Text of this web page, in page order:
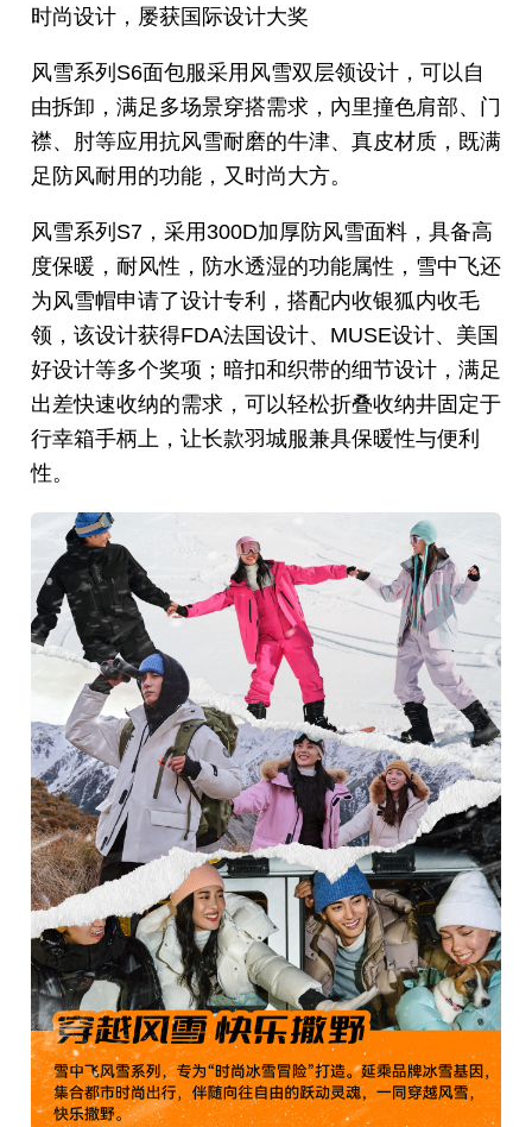
时尚设计，屡获国际设计大奖
风雪系列S6面包服采用风雪双层领设计，可以自
由拆卸，满足多场景穿搭需求，內里撞色肩部、门
襟、肘等应用抗风雪耐磨的牛津、真皮材质，既满
足防风耐用的功能，又时尚大方。
风雪系列S7，采用300D加厚防风雪面料，具备高
度保暖，耐风性，防水透湿的功能属性，雪中飞还
为风雪帽申请了设计专利，搭配内收银狐内收毛
领，该设计获得FDA法国设计、MUSE设计、美国
好设计等多个奖项；暗扣和织带的细节设计，满足
出差快速收纳的需求，可以轻松折叠收纳井固定于
行幸箱手柄上，让长款羽城服兼具保暖性与便利
性。